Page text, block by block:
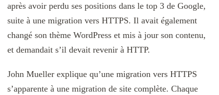
après avoir perdu ses positions dans le top 3 de Google,
suite à une migration vers HTTPS. Il avait également
changé son thème WordPress et mis à jour son contenu,
et demandait s’il devait revenir à HTTP.
John Mueller explique qu’une migration vers HTTPS
s’apparente à une migration de site complète. Chaque